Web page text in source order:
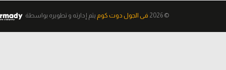
© 2026 فى الجول دوت كوم يتم إدارته و تطويره بواسطة